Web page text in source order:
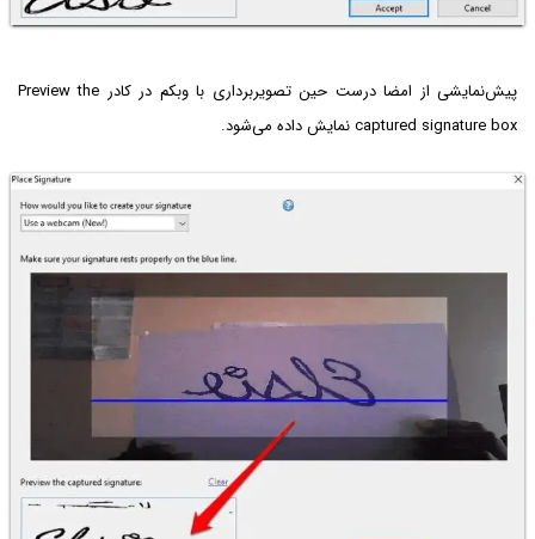
پیش‌نمایشی از امضا درست حین تصویربرداری با وبکم در کادر Preview the
captured signature box نمایش داده می‌شود.